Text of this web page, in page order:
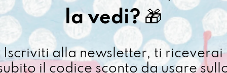
[ Tovaglietta
Non disponibile al momento
la vedi?🎁
Iscriviti alla newsletter, ti riceverai
il codice sconto da usare